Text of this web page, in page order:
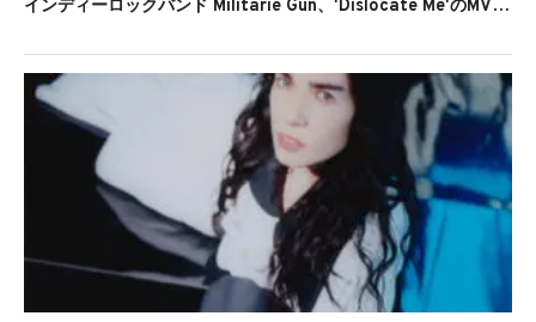
インディーロックバンド Militarie Gun、'Dislocate Me'のMVを公開